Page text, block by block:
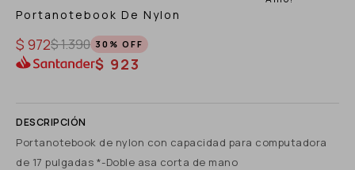
Portanotebook De Nylon
$ 972$1.390 30
$ 923
Portanotebook de nylon con capacidad para computadora
de 17 pulgadas *-Doble asa corta de mano